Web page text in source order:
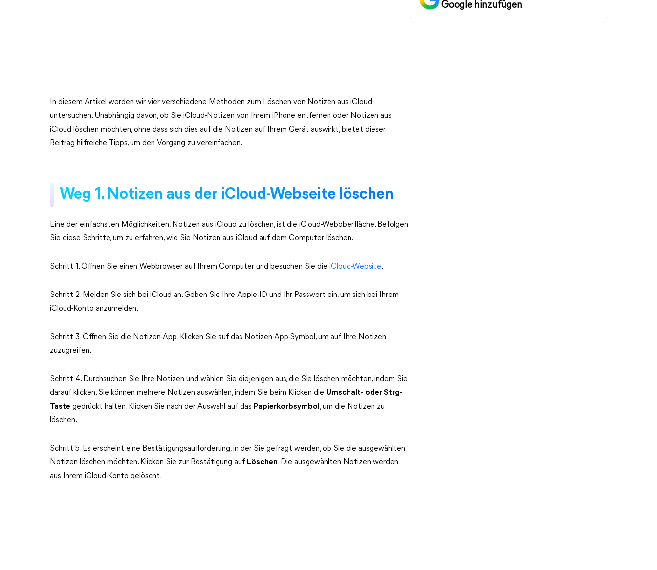
In diesem Artikel werden wir vier verschiedene Methoden zum Löschen von Notizen aus iCloud
untersuchen. Unabhängig davon, ob Sie iCloud-Notizen von Ihrem iPhone entfernen oder Notizen aus
iCloud löschen möchten, ohne dass sich dies auf die Notizen auf Ihrem Gerät auswirkt, bietet dieser
Beitrag hilfreiche Tipps, um den Vorgang zu vereinfachen.
Weg 1. Notizen aus der iCloud-Webseite löschen
Eine der einfachsten Möglichkeiten, Notizen aus iCloud zu löschen, ist die iCloud-Weboberfläche. Befolgen
Sie diese Schritte, um zu erfahren, wie Sie Notizen aus iCloud auf dem Computer löschen.
Schritt 1. Öffnen Sie einen Webbrowser auf Ihrem Computer und besuchen Sie die iCloud-Website.
Schritt 2. Melden Sie sich bei iCloud an. Geben Sie Ihre Apple-ID und Ihr Passwort ein, um sich bei Ihrem
iCloud-Konto anzumelden.
Schritt 3. Öffnen Sie die Notizen-App. Klicken Sie auf das Notizen-App-Symbol, um auf Ihre Notizen
zuzugreifen.
Schritt 4. Durchsuchen Sie Ihre Notizen und wählen Sie diejenigen aus, die Sie löschen möchten, indem Sie
darauf klicken. Sie können mehrere Notizen auswählen, indem Sie beim Klicken die Umschalt- oder Strg-
Taste gedrückt halten. Klicken Sie nach der Auswahl auf das Papierkorbsymbol , um die Notizen zu
löschen.
Schritt 5. Es erscheint eine Bestätigungsaufforderung, in der Sie gefragt werden, ob Sie die ausgewählten
Notizen löschen möchten. Klicken Sie zur Bestätigung auf Löschen. Die ausgewählten Notizen werden
aus Ihrem iCloud-Konto gelöscht.
Google hinzufügen